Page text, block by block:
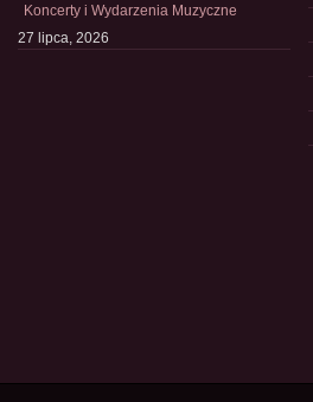
Koncerty i Wydarzenia Muzyczne
27 lipca, 2026